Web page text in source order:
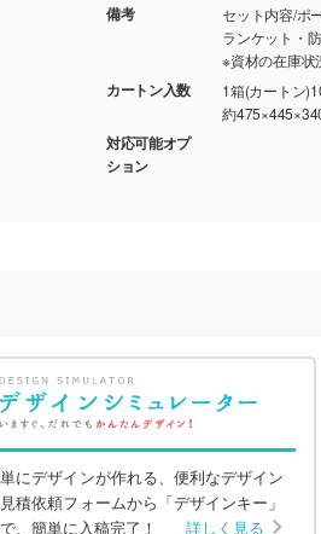
備考
セット内容/ポ
ランケット・
※資材の在庫状
カートン入数
1箱(カートン
約
対応可能オプ
ション
にデザインが作れる、便利なデザイン
積依頼フォームから「デザインキー」
、簡単に入稿完了！
詳しく見る